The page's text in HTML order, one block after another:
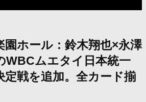
園ホール：鈴木翔也×永澤
WBCムエタイ日本統一
定戦を追加。全カード揃